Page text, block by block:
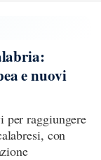
e nuovi
per raggiungere
con